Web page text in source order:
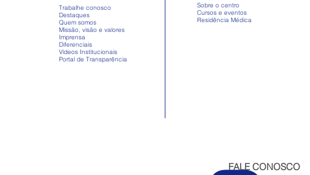
Trabalhe conosco
Destaques
Quem somos
Missão, visão e valores
Imprensa
Diferenciais
Vídeos Institucionais
Portal de Transparência
Sobre o centro
Cursos e eventos
Residência Médica
FALE CONOSCO